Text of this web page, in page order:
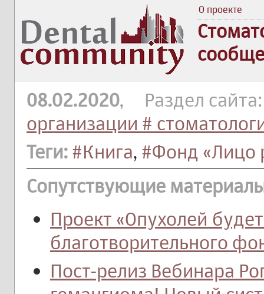
О проекте
08.02.2020, Раздел
организации #
Теги: #Книга, #Фонд «Лицо
Сопутствующие
Проект «Опухолей
благотворительного
Пост-релиз Вебинара